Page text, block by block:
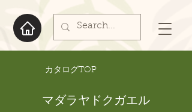
​カタログTOP
マダラヤドクガエル